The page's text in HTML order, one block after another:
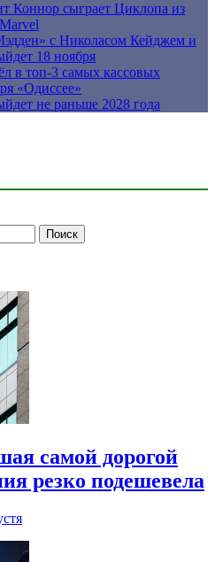
Коннор сыграет Циклопа из
с Николасом Кейджем и
18 ноября
в топ-3 самых кассовых
«Одиссее»
не раньше 2028 года
самой дорогой
резко подешевела